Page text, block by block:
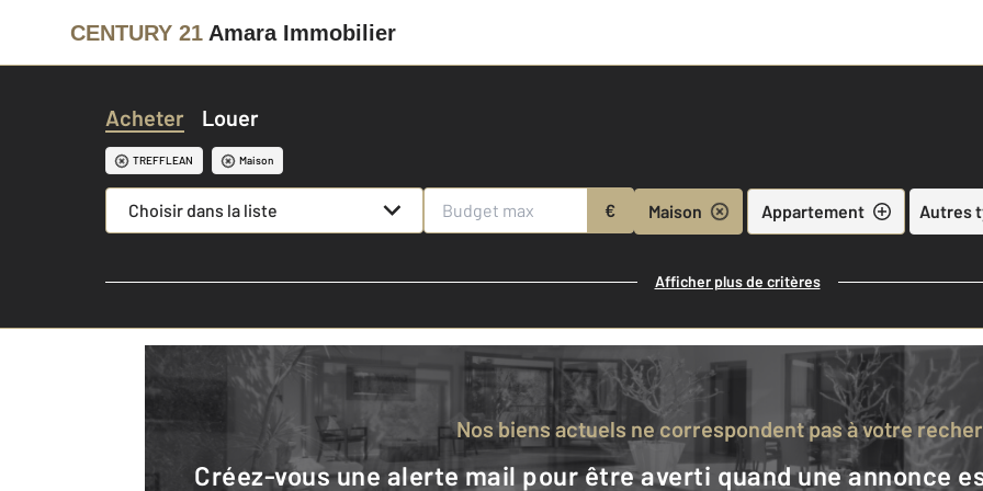
CENTURY 21 Amara Immobilier
Acheter Louer
TREFFLEAN Maison
Choisir dans la liste € Maison Appartement Autres
Afficher plus de critères
Nos biens actuels ne correspondent pas à votre
Créez-vous une alerte mail pour être averti quand une annonce est en ligne et consultez la